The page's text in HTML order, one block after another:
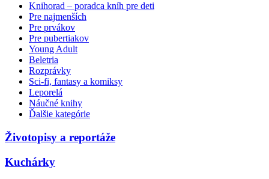
Knihorad – poradca kníh pre deti
Pre najmenších
Pre prvákov
Pre pubertiakov
Young Adult
Beletria
Rozprávky
Sci-fi, fantasy a komiksy
Leporelá
Náučné knihy
Ďalšie kategórie
Životopisy a reportáže
Kuchárky